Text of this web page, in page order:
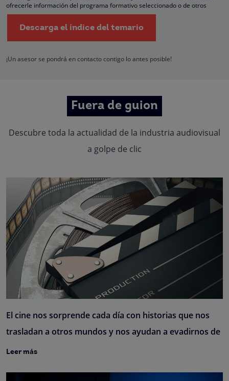
ofrecerle información del programa formativo seleccionado o de otros
directamente relacionados con el interés manifestado y, en su caso, para
tramitar la contratación correspondiente. Compartiremos su solicitud con las
empresas que conforman elGrupo Northius, con el objeto de que estas
hacerle llegar la mejor oferta de productos y servicios de acuerdo a su
oposición, limitación, tal y como se explica en laPolítica de Privacidad
Descarga el índice del temario
¡Un asesor se pondrá en contacto contigo lo antes posible!
Fuera de guion
Descubre toda la actualidad de la industria audiovisual
a golpe de clic
El cine nos sorprende cada día con historias que nos
trasladan a otros mundos y nos ayudan a evadirnos de
Leer más